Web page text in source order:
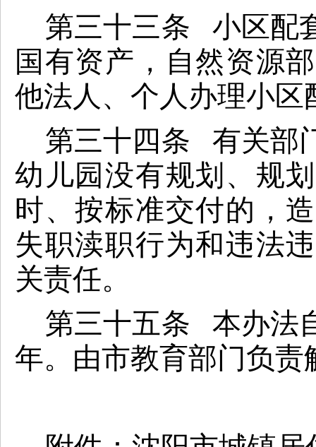
第三十三条 小区配
国有资产，自然资源
他法人、个人办理小
第三十四条 有关部
幼儿园没有规划、规
时、按标准交付的，
失职渎职行为和违法
关责任。
第三十五条 本办法
年。由市教育部门负责